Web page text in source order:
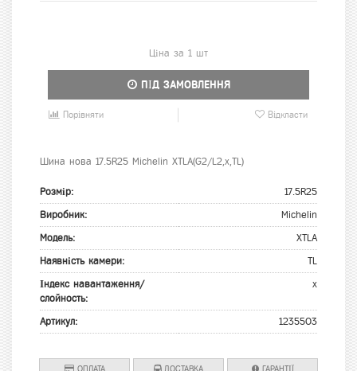
Ціна за 1 шт
ПІД ЗАМОВЛЕННЯ
Порівняти Відкласти
Шина нова 17.5R25 Michelin XTLA(G2/L2,x,TL)
Розмір: 17.5R25
Виробник: Michelin
Модель: XTLA
Наявність камери: TL
Індекс навантаження/
слойность:
x
Артикул: 1235503
ОПЛАТА ДОСТАВКА ГАРАНТІЇ